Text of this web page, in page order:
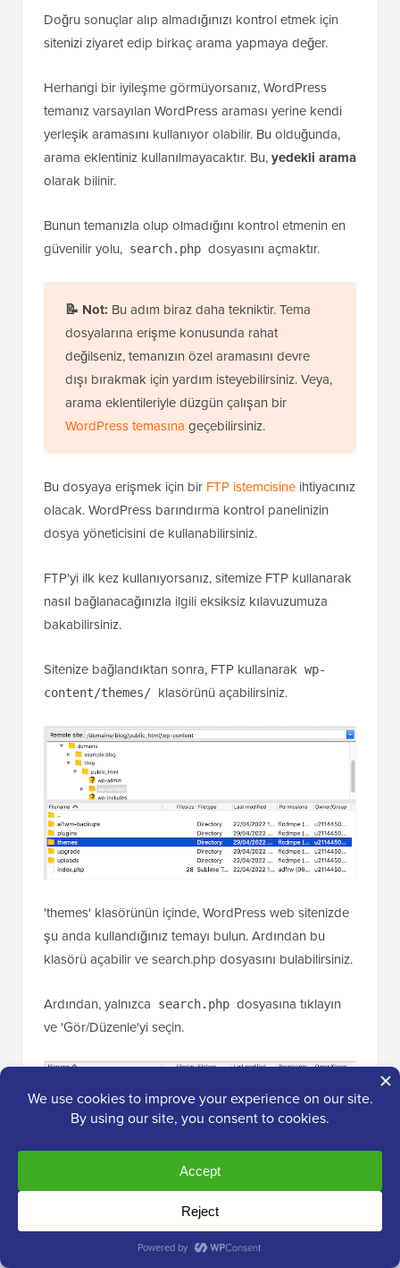
Doğru sonuçlar alıp almadığınızı kontrol etmek için
sitenizi ziyaret edip birkaç arama yapmaya değer.
Herhangi bir iyileşme görmüyorsanız, WordPress
temanız varsayılan WordPress araması yerine kendi
yerleşik aramasını kullanıyor olabilir. Bu olduğunda,
arama eklentiniz kullanılmayacaktır. Bu,yedekli arama
olarak bilinir.
Bunun temanızla olup olmadığını kontrol etmenin en
güvenilir yolu, search.php dosyasını açmaktır.
📝 Not: Bu adım biraz daha tekniktir. Tema
dosyalarına erişme konusunda rahat
değilseniz, temanızın özel aramasını devre
dışı bırakmak için yardım isteyebilirsiniz. Veya,
arama eklentileriyle düzgün çalışan bir
WordPress temasına geçebilirsiniz.
Bu dosyaya erişmek için bir FTP istemcisine ihtiyacınız
olacak. WordPress barındırma kontrol panelinizin
dosya yöneticisini de kullanabilirsiniz.
FTP'yi ilk kez kullanıyorsanız, sitemize FTP kullanarak
nasıl bağlanacağınızla ilgili eksiksiz kılavuzumuza
bakabilirsiniz.
Sitenize bağlandıktan sonra, FTP kullanarak wp-
content/themes/ klasörünü açabilirsiniz.
'themes' klasörünün içinde, WordPress web sitenizde
şu anda kullandığınız temayı bulun. Ardından bu
klasörü açabilir ve search.php dosyasını bulabilirsiniz.
Ardından, yalnızca search.php dosyasına tıklayın
ve 'Gör/Düzenle'yi seçin.